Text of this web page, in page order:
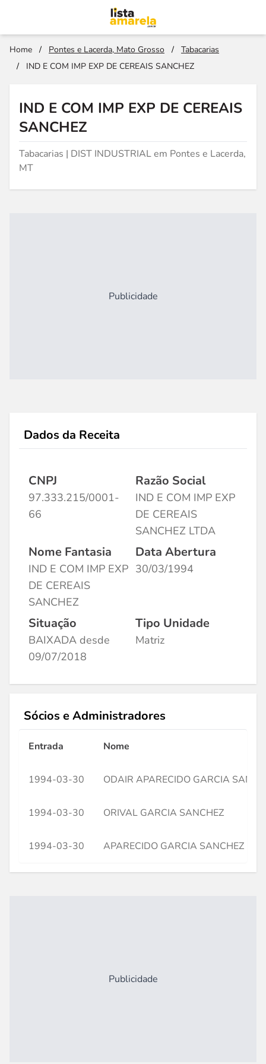
Home / Pontes e Lacerda, Mato Grosso /
Tabacarias
/
IND E COM IMP EXP DE CEREAIS SANCHEZ
IND E COM IMP EXP DE CEREAIS
SANCHEZ
Tabacarias | DIST INDUSTRIAL em Pontes e Lacerda,
MT
Publicidade
Dados da Receita
CNPJ
97.333.215/0001-
66
Razão Social
IND E COM IMP EXP
DE CEREAIS
SANCHEZ LTDA
Nome Fantasia
IND E COM IMP EXP
DE CEREAIS
SANCHEZ
Data Abertura
30/03/1994
Situação
BAIXADA desde
09/07/2018
Tipo Unidade
Matriz
Sócios e Administradores
Entrada Nome
1994-03-30 ODAIR APARECIDO GARCIA
1994-03-30 ORIVAL GARCIA SANCHEZ
1994-03-30 APARECIDO GARCIA SANCHEZ
Publicidade